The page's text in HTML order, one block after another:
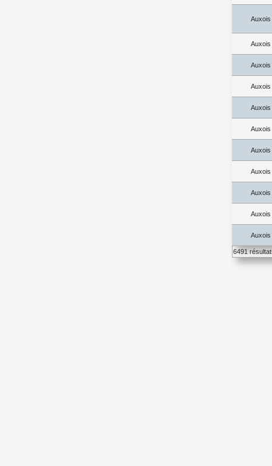
Auxois
Auxois
Auxois
Auxois
Auxois
Auxois
Auxois
Auxois
Auxois
Auxois
Auxois
6491